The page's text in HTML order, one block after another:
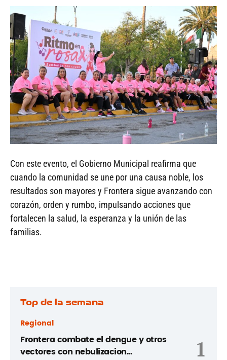
Con este evento, el Gobierno Municipal reafirma que
cuando la comunidad se une por una causa noble, los
resultados son mayores y Frontera sigue avanzando con
corazón, orden y rumbo, impulsando acciones que
fortalecen la salud, la esperanza y la unión de las
familias.
Top de la semana
Regional
Frontera combate el dengue y otros
vectores con nebulizacion...
1